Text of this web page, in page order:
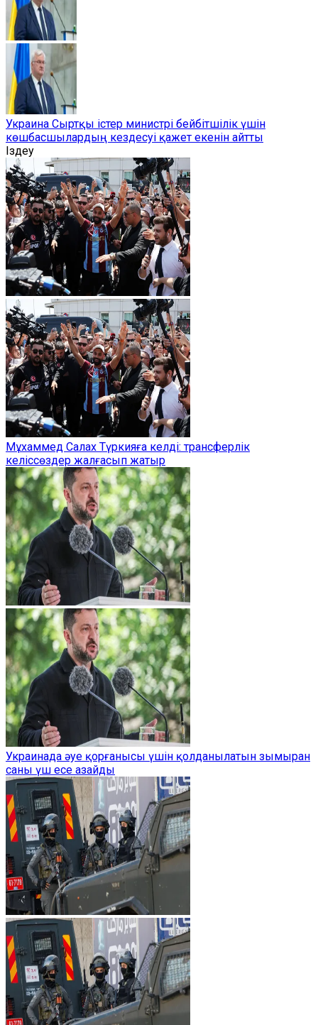
Украина Сыртқы істер министрі бейбітшілік үшін
көшбасшылардың кездесуі қажет екенін айтты
Іздеу
Мұхаммед Салах Түркияға келді: трансферлік
келіссөздер жалғасып жатыр
Украинада әуе қорғанысы үшін қолданылатын зымыран
саны үш есе азайды